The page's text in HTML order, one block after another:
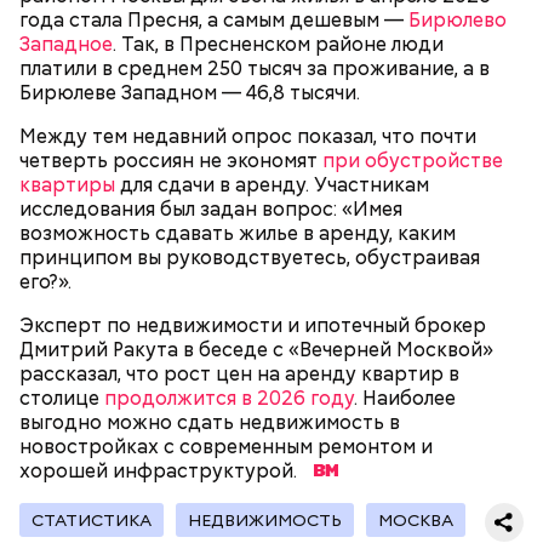
года стала Пресня, а самым дешевым — Бирюлево
Западное. Так, в Пресненском районе люди
платили в среднем 250 тысяч за проживание, а в
Бирюлеве Западном — 46,8 тысячи.
Между тем недавний опрос показал, что почти
четверть россиян не экономят при обустройстве
квартирыдля сдачи в аренду. Участникам
исследования был задан вопрос: «Имея
возможность сдавать жилье в аренду, каким
принципом вы руководствуетесь, обустраивая
его?».
Эксперт по недвижимости и ипотечный брокер
Дмитрий Ракута в беседе с «Вечерней Москвой»
рассказал, что рост цен на аренду квартир в
столице продолжится в 2026 году. Наиболее
выгодно можно сдать недвижимость в
новостройках с современным ремонтом и
хорошей инфраструктурой.
СТАТИСТИКА НЕДВИЖИМОСТЬ МОСКВА
Международный день бесконечности придумал
американский философ Жан-Пьер Ади Феньо в
День «Счастье случается»
— Кабачки нужно натереть длинными слайсами
(это можно сделать на специальной терке),
Противень ставится в духовку, разогретую до 180–
190 градусов. Спагетти из кабачка нужно запекать
25–30 минут.